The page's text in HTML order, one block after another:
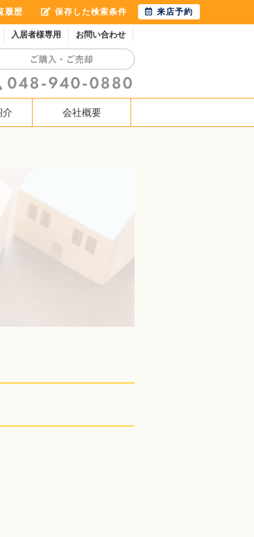
入居者様専用 お問い合わせ
介 会社概要
履歴 保存した検索条件 来店予約